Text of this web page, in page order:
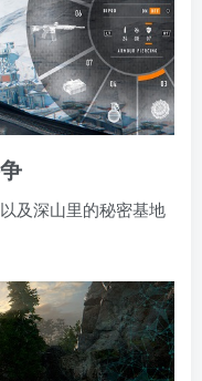
及深山里的秘密基地